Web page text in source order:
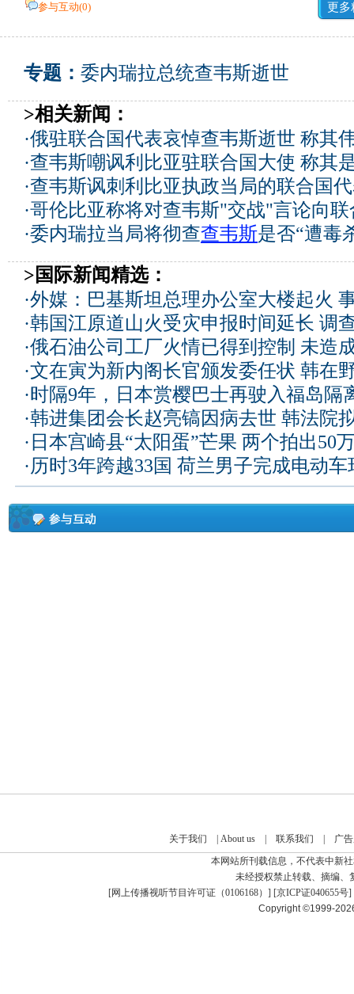
参与互动(0) 更多
专题： 委内瑞拉总统查韦斯逝世
>相关新闻：
·俄驻联合国代表哀悼查韦斯逝世 称其
·查韦斯嘲讽利比亚驻联合国大使 称其
·查韦斯讽刺利比亚执政当局的联合国
·哥伦比亚称将对查韦斯"交战"言论向
·委内瑞拉当局将彻查查韦斯是否“遭毒
>国际新闻精选：
·外媒：巴基斯坦总理办公室大楼起火
·韩国江原道山火受灾申报时间延长 调
·俄石油公司工厂火情已得到控制 未造
·文在寅为新内阁长官颁发委任状 韩在
·时隔9年，日本赏樱巴士再驶入福岛隔
·韩进集团会长赵亮镐因病去世 韩法院
· 日本宫崎县“太阳蛋”芒果 两个拍出50
·历时3年跨越33国 荷兰男子完成电动车
关于我们 About us| 联系我们
广
本网站所刊载信息，不代表中新
未经授权禁止转载、摘编、
[网上传播视听节目许可证（0106168） ] [京ICP证040655号]
Copyright ©1999-